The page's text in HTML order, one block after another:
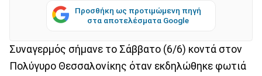
Προσθήκη ως προτιμώμενη πηγή
στα αποτελέσματα Google
Συναγερμός σήμανε το Σάββατο (6/6) κοντά στον
Πολύγυρο Θεσσαλονίκης όταν εκδηλώθηκε φωτιά